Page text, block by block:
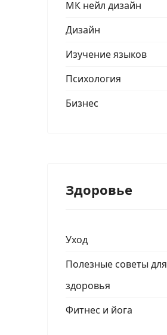
МК нейл дизайн
Дизайн
Изучение языков
Психология
Бизнес
Здоровье
Уход
Полезные советы для
здоровья
Фитнес и йога